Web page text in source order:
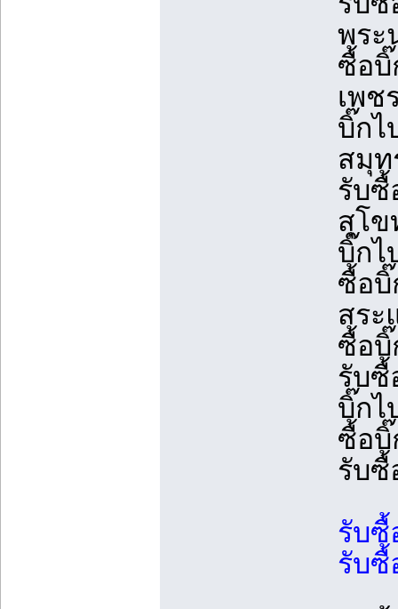
พระ
ซื้อ
เพ
บิ๊กไ
สมุ
รับ
สุโ
บิ๊กไ
ซื้อ
สร
ซื้อ
รับซื้
บิ๊กไ
ซื้อบิ๊
รับซื้
รับซื้
รับ